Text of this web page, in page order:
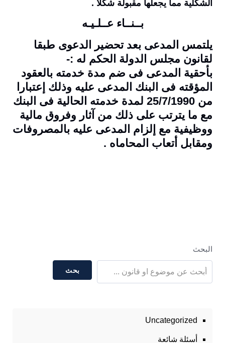
الشكلية مما يجعلها مقبولة شكلا .
بــنــاء عــلـيـه
يلتمس المدعى بعد تحضير الدعوى طبقا
لقانون مجلس الدولة الحكم له :-
بأحقية المدعى فى ضم مدة خدمته بالعقود
المؤقته فى البنك المدعى عليه وذلك إعتبارا
من 25/7/1990 لمدة خدمته الحالية فى البنك
مع ما يترتب على ذلك من آثار وفروق مالية
ووظيفية مع إلزام المدعى عليه بالمصروفات
ومقابل أتعاب المحاماه .
البحث
بحث
Uncategorized
أسئلة شائعة